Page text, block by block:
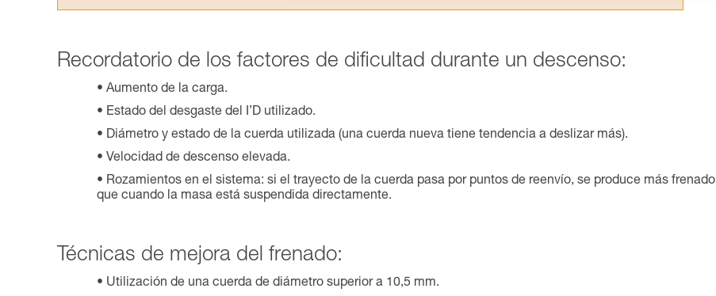
Recordatorio de los factores de dificultad durante un descenso:
Aumento de la carga.
Estado del desgaste del I’D utilizado.
Diámetro y estado de la cuerda utilizada (una cuerda nueva tiene tendencia a deslizar más).
Velocidad de descenso elevada.
Rozamientos en el sistema: si el trayecto de la cuerda pasa por puntos de reenvío, se produce más frenado
que cuando la masa está suspendida directamente.
Técnicas de mejora del frenado:
Utilización de una cuerda de diámetro superior a 10,5 mm.